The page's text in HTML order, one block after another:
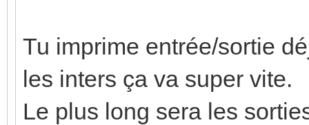
Tu imprime entrée/sortie
les inters ça va super vite.
Le plus long sera les